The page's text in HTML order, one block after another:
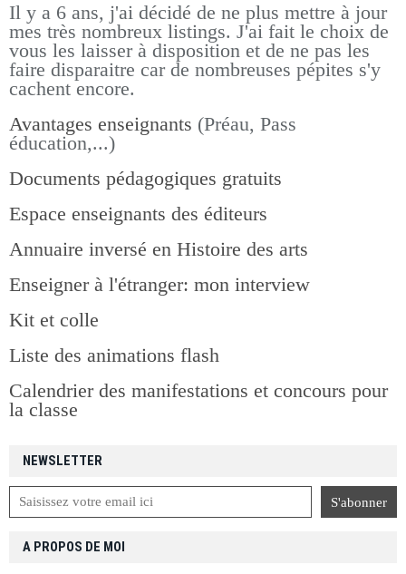
NEWSLETTER
Il y a 6 ans, j'ai décidé de ne plus mettre à jour
mes très nombreux listings. J'ai fait le choix de
vous les laisser à disposition et de ne pas les
faire disparaitre car de nombreuses pépites s'y
cachent encore.
Avantages enseignants (Préau, Pass
éducation,...)
Documents pédagogiques gratuits
Espace enseignants des éditeurs
Annuaire inversé en Histoire des arts
Enseigner à l'étranger: mon interview
Kit et colle
Liste des animations flash
Calendrier des manifestations et concours pour
la classe
A PROPOS DE MOI